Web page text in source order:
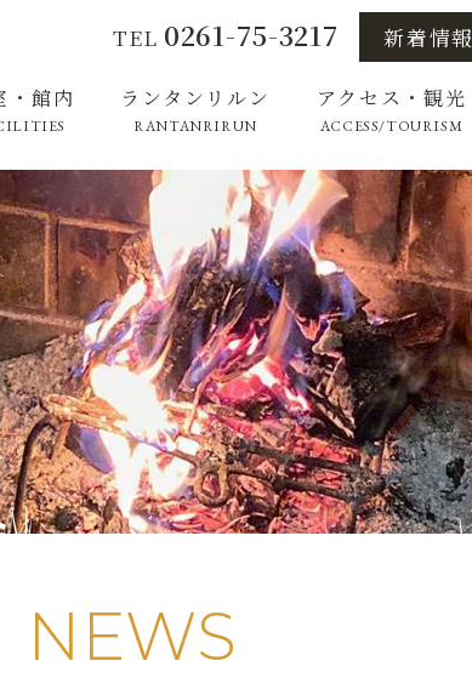
・館内 ランタンリルン
RANTANRIRUN
アクセス・観光
ACCESS/TOURISM
新着情報
TEL 0261-75-3217
NEWS